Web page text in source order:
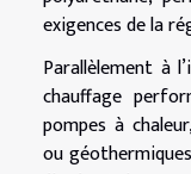
exigences de la
Parallèlement à
chauffage
pompes à
ou